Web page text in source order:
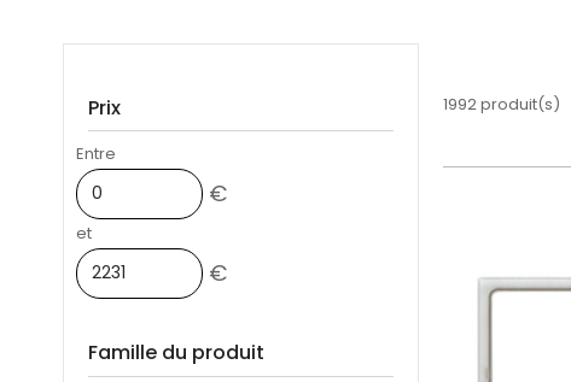
Prix
Entre
€
et
€
Famille du produit
1992 produit(s)